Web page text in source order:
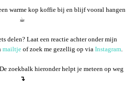
warme kop koffie bij en blijf vooral hangen
☕︎
delen? Laat een reactie achter onder mijn
mailtje of zoek me gezellig op via Instagram.
zoekbalk hieronder helpt je meteen op weg
↴